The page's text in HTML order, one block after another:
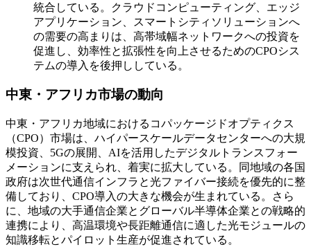
統合している。クラウドコンピューティング、エッジ
アプリケーション、スマートシティソリューションへ
の需要の高まりは、高帯域幅ネットワークへの投資を
促進し、効率性と拡張性を向上させるためのCPOシス
テムの導入を後押ししている。
中東・アフリカ市場の動向
中東・アフリカ地域におけるコパッケージドオプティクス
（CPO）市場は、ハイパースケールデータセンターへの大規
模投資、5Gの展開、AIを活用したデジタルトランスフォー
メーションに支えられ、着実に拡大している。同地域の各国
政府は次世代通信インフラと光ファイバー接続を優先的に整
備しており、CPO導入の大きな機会が生まれている。さら
に、地域の大手通信企業とグローバル半導体企業との戦略的
連携により、高温環境や長距離通信に適した光モジュールの
知識移転とパイロット生産が促進されている。